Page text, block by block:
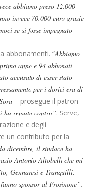
abbiamo preso 12.000
invece 70.000 euro grazie
se si fosse impegnato
abbonamenti. “Abbiamo
anno e 94 abbonati
accusato di esser stato
per i dorici era di
– prosegue il patron –
ha remato contro”. Serve,
e degli
un contributo per la
dicembre, il sindaco ha
Antonio Altobelli che mi
Gennaresi e Tranquilli.
sponsor al Frosinone”.